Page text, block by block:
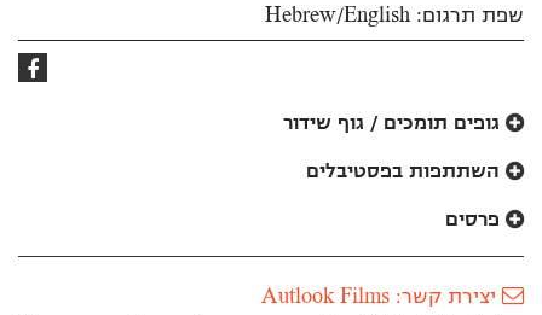
שפת תרגום: Hebrew/English
קישור
גופים תומכים / גוף שידור
השתתפות בפסטיבלים
פרסים
יצירת קשר: Autlook Films